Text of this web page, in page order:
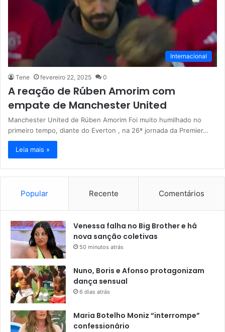
Internacional
Tene fevereiro 22, 2025 0
A reação de Rúben Amorim com
empate de Manchester United
Manchester United de Rúben Amorim Foi muito humilhado no
primeiro tempo, diante do Everton , na 26ª jornada da Premier…
Leia mais »
Popular Recente Comentários
Venessa falha no Big Brother e há
nova sanção coletivas
50 minutos atrás
Nuno, Boris e Afonso protagonizam
dança sensual
6 dias atrás
Maria Botelho Moniz “interrompe”
confessionário